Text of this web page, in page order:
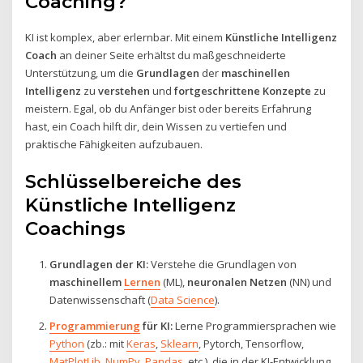
KI ist komplex, aber erlernbar. Mit einem Künstliche Intelligenz
Coach an deiner Seite erhältst du maßgeschneiderte
Unterstützung, um die Grundlagen der maschinellen
Intelligenz zuverstehen undfortgeschrittene Konzepte zu
meistern. Egal, ob du Anfänger bist oder bereits Erfahrung
hast, ein Coach hilft dir, dein Wissen zu vertiefen und
praktische Fähigkeiten aufzubauen.
Schlüsselbereiche des
Künstliche Intelligenz
Coachings
Grundlagen der KI:Verstehe die Grundlagen von
maschinellem Lernen (ML), neuronalen Netzen (NN) und
Datenwissenschaft (Data Science).
Programmierung für KI:Lerne Programmiersprachen wie
Python (zb.: mitKeras, Sklearn, Pytorch, Tensorflow,